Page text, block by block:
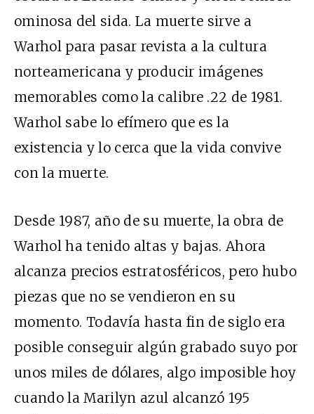
ominosa del sida. La muerte sirve a
Warhol para pasar revista a la cultura
norteamericana y producir imágenes
memorables como la calibre .22 de 1981.
Warhol sabe lo efímero que es la
existencia y lo cerca que la vida convive
con la muerte.
Desde 1987, año de su muerte, la obra de
Warhol ha tenido altas y bajas. Ahora
alcanza precios estratosféricos, pero hubo
piezas que no se vendieron en su
momento. Todavía hasta fin de siglo era
posible conseguir algún grabado suyo por
unos miles de dólares, algo imposible hoy
cuando la Marilyn azul alcanzó 195